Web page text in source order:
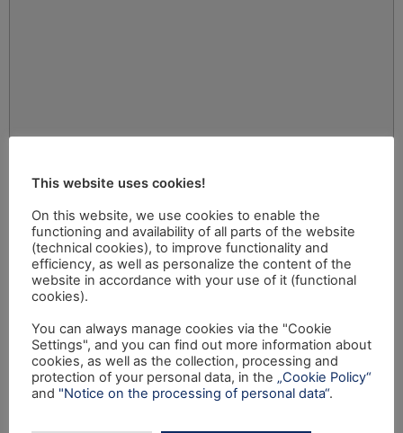
This website uses cookies!
On this website, we use cookies to enable the
functioning and availability of all parts of the website
(technical cookies), to improve functionality and
efficiency, as well as personalize the content of the
website in accordance with your use of it (functional
cookies).
You can always manage cookies via the "Cookie
Settings", and you can find out more information about
cookies, as well as the collection, processing and
protection of your personal data, in the „Cookie Policy“
and "Notice on the processing of personal data“.